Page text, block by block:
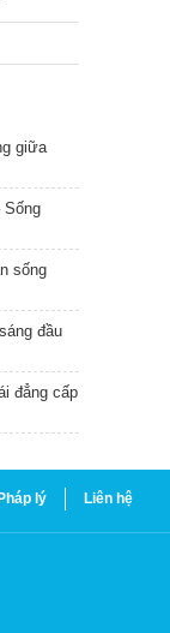
giữa
Sống
sống
đầu
đẳng cấp
Pháp lý Liên hệ